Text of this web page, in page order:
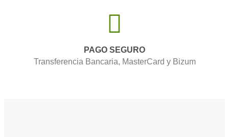
PAGO SEGURO
Transferencia Bancaria, MasterCard y Bizum